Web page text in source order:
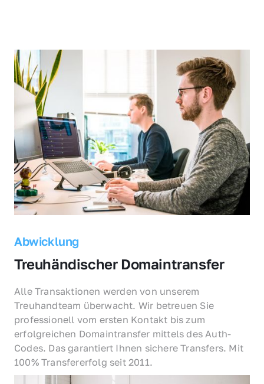
Abwicklung
Treuhändischer Domaintransfer
Alle Transaktionen werden von unserem
Treuhandteam überwacht. Wir betreuen Sie
professionell vom ersten Kontakt bis zum
erfolgreichen Domaintransfer mittels des Auth-
Codes. Das garantiert Ihnen sichere Transfers. Mit
100% Transfererfolg seit 2011.